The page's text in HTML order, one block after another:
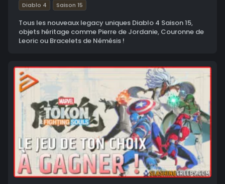
Diablo 4 Saison 15
Tous les nouveaux legacy uniques Diablo 4 Saison 15,
objets héritage comme Pierre de Jordanie, Couronne de
Leoric ou Bracelets de Némésis !